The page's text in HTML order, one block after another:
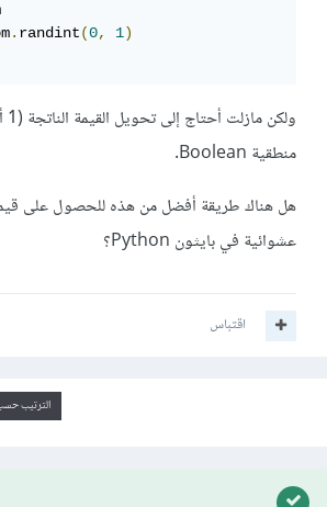
.randint(0, 1)
منطقية Boolean.
عشوائية في بايثون Python؟
اقتباس
الترتيب حسب